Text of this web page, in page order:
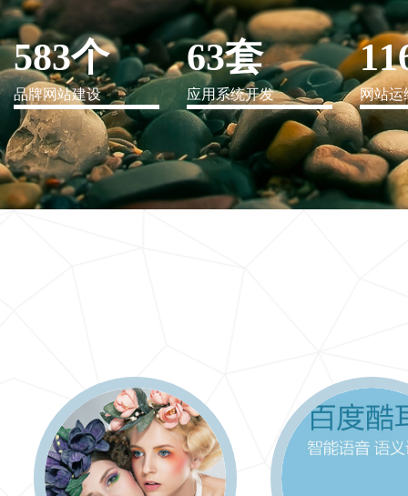
IT行业解决方案
信息爆炸时代，信息传递是否做到更新、更全、更
快
583个
品牌网站建设
63套
应用系统开发 网站运